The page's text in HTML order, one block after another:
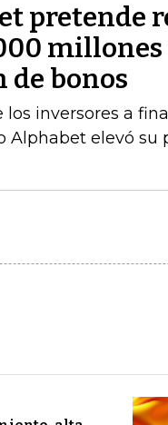
pretende
de bonos
los inversores a
Alphabet elevó su